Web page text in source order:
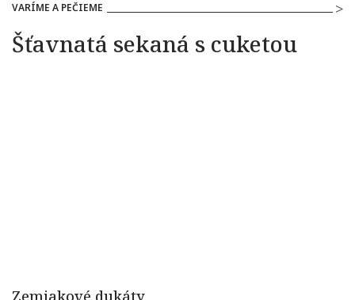
VARÍME A PEČIEME